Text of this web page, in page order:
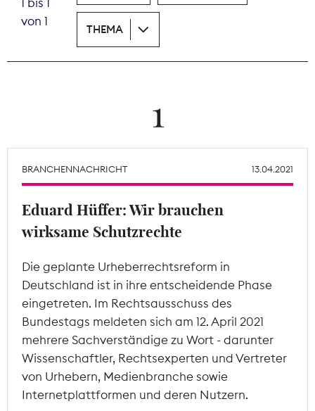
Theodor-Wolff-Preis
von 1
THEMA
1
BRANCHENNACHRICHT 13.04.2021
Eduard Hüffer: Wir brauchen
wirksame Schutzrechte
Die geplante Urheberrechtsreform in
Deutschland ist in ihre entscheidende Phase
eingetreten. Im Rechtsausschuss des
Bundestags meldeten sich am 12. April 2021
mehrere Sachverständige zu Wort - darunter
Wissenschaftler, Rechtsexperten und Vertreter
von Urhebern, Medienbranche sowie
Internetplattformen und deren Nutzern.